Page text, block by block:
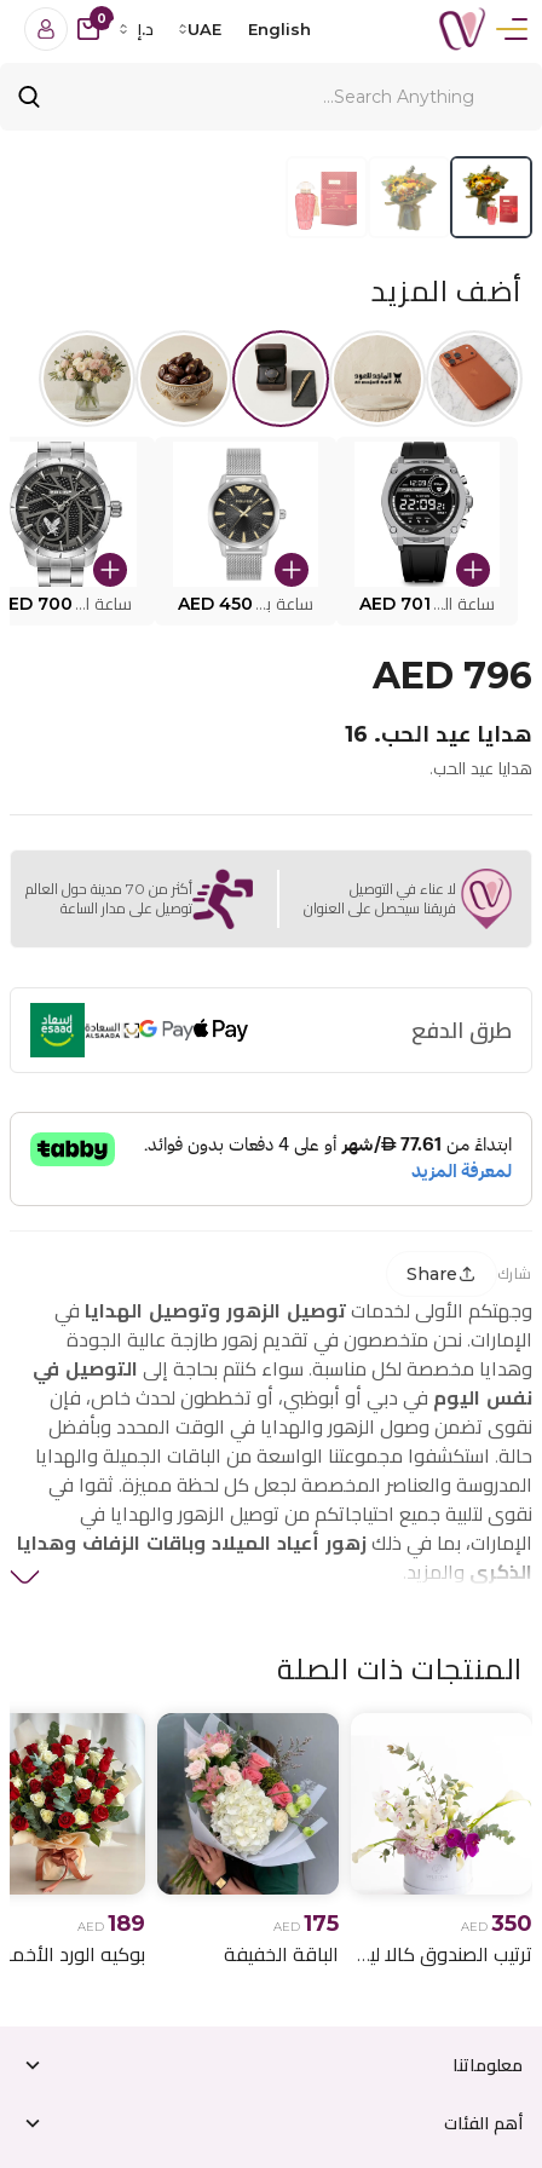
English
UAE د.إ
0
أضف المزيد
ساعة البوليس الذكية MY.AVATAR PEIUN0000101 AED 701 ساعة بوليس للرجال PEWJG0005002 AED 450 ساعة البوليس PEWJG2227302 700
AED 796
هدايا عيد الحب. 16
هدايا عيد الحب.
لا عناء في التوصيل
فريقنا سيحصل على العنوان
أكثر من 70 مدينة حول العالم
توصيل على مدار الساعة
طرق الدفع
شارك Share
وجهتكم الأولى لخدمات توصيل الزهور وتوصيل الهدايا في
الإمارات. نحن متخصصون في تقديم زهور طازجة عالية الجودة
وهدايا مخصصة لكل مناسبة. سواء كنتم بحاجة إلى التوصيل في
نفس اليوم في دبي أو أبوظبي، أو تخططون لحدث خاص، فإن
نقوى تضمن وصول الزهور والهدايا في الوقت المحدد وبأفضل
حالة. استكشفوا مجموعتنا الواسعة من الباقات الجميلة والهدايا
المدروسة والعناصر المخصصة لجعل كل لحظة مميزة. ثقوا في
نقوى لتلبية جميع احتياجاتكم من توصيل الزهور والهدايا في
الإمارات، بما في ذلك زهور أعياد الميلاد وباقات الزفاف وهدايا
الذكرى والمزيد.
المنتجات ذات الصلة
AED 350
ترتيب الصندوق كالا ليلي
AED 175
الباقة الخفيفة
AED 189
معلوماتنا
أهم الفئات